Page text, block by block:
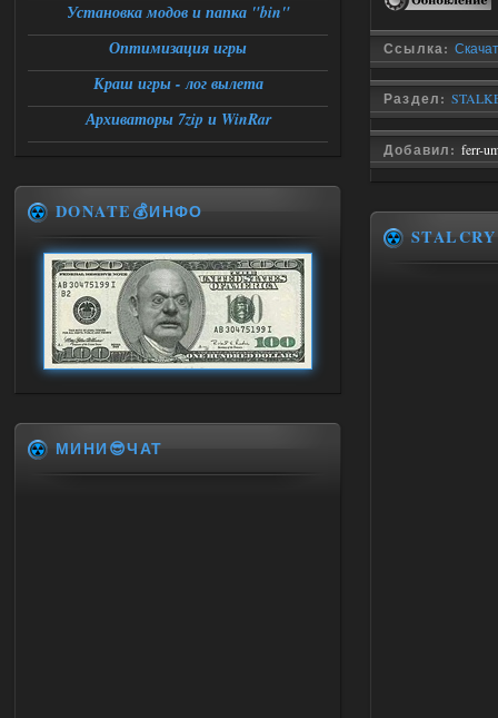
Ссылка:
Раздел:
Добавил: ferr-
STALCRY
Установка модов и папка "bin"
Оптимизация игры
Краш игры - лог вылета
Архиваторы 7zip и WinRar
DONATE💰ИНФО
МИНИ😎ЧАТ